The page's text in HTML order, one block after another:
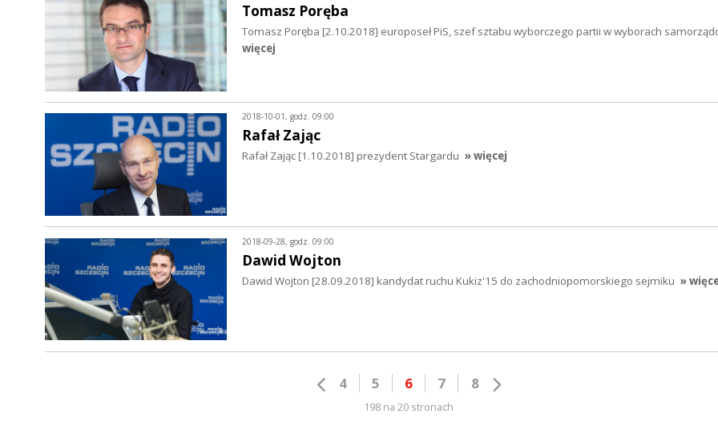
Tomasz Poręba
Tomasz Poręba [2.10.2018] europoseł PiS, szef sztabu wyborczego partii w wyborach
więcej
2018-10-01, godz. 09:00
Rafał Zając
Rafał Zając [1.10.2018] prezydent Stargardu » więcej
2018-09-28, godz. 09:00
Dawid Wojton
Dawid Wojton [28.09.2018] kandydat ruchu Kukiz'15 do zachodniopomorskiego sejmiku »
4 5 6 7 8
198 na 20 stronach